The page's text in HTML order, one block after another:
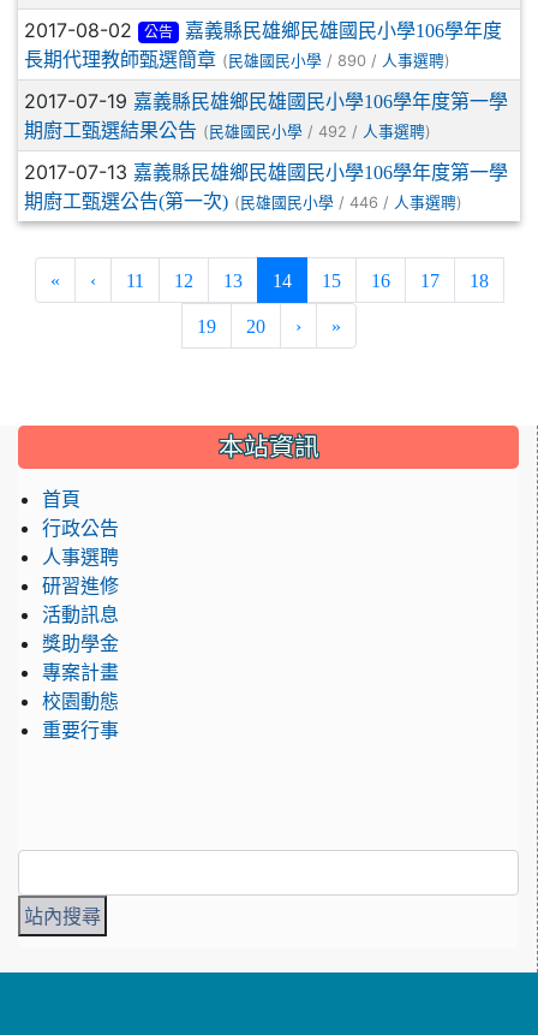
2017-08-02 公告
嘉義縣民雄鄉民雄國民小學106學年度
長期代理教師甄選簡章 ( 民雄國民小學 / 890 / 人事選聘)
2017-07-19 嘉義縣民雄鄉民雄國民小學106學年度第一學
期廚工甄選結果公告 ( 民雄國民小學 / 492 / 人事選聘)
2017-07-13 嘉義縣民雄鄉民雄國民小學106學年度第一學
期廚工甄選公告(第一次) ( 民雄國民小學 / 446 / 人事選聘)
« ‹ 11 12 13 14(current)
15 16 17 18
19 20 › »
::: 本站資訊
首頁
行政公告
人事選聘
研習進修
活動訊息
獎助學金
專案計畫
校園動態
重要行事